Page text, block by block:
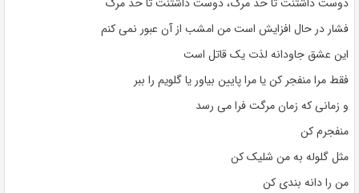
فشار در حال افزایش است من امشب از آن عبور نمی کنم
این عشق جاودانه لذت یک قاتل است
فقط مرا منفجر کن یا مرا پایین بیاور یا گلویم را ببر
و زمانی که زمان مرگت فرا می رسد
منفجرم کن
مثل گلوله به من شلیک کن
من را دانه بندی کن